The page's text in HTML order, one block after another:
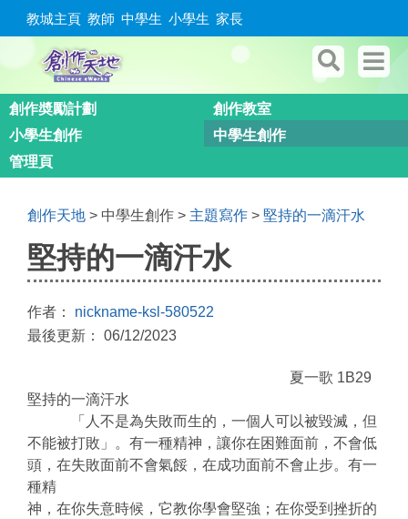
教城主頁 教師 中學生 小學生 家長
創作奬勵計劃
創作教室
小學生創作
中學生創作
管理頁
創作天地 > 中學生創作 > 主題寫作 > 堅持的一滴汗水
堅持的一滴汗水
作者： nickname-ksl-580522
最後更新： 06/12/2023
夏一歌 1B29
堅持的一滴汗水
「人不是為失敗而生的，一個人可以被毀滅，但
不能被打敗」。有一種精神，讓你在困難面前，不會低
頭，在失敗面前不會氣餒，在成功面前不會止步。有一
種精
神，在你失意時候，它教你學會堅強；在你受到挫折的